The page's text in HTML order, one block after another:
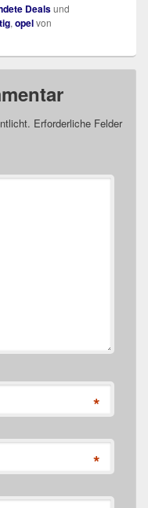
Dealsund
, opelvon
Erforderliche Felder
*
*